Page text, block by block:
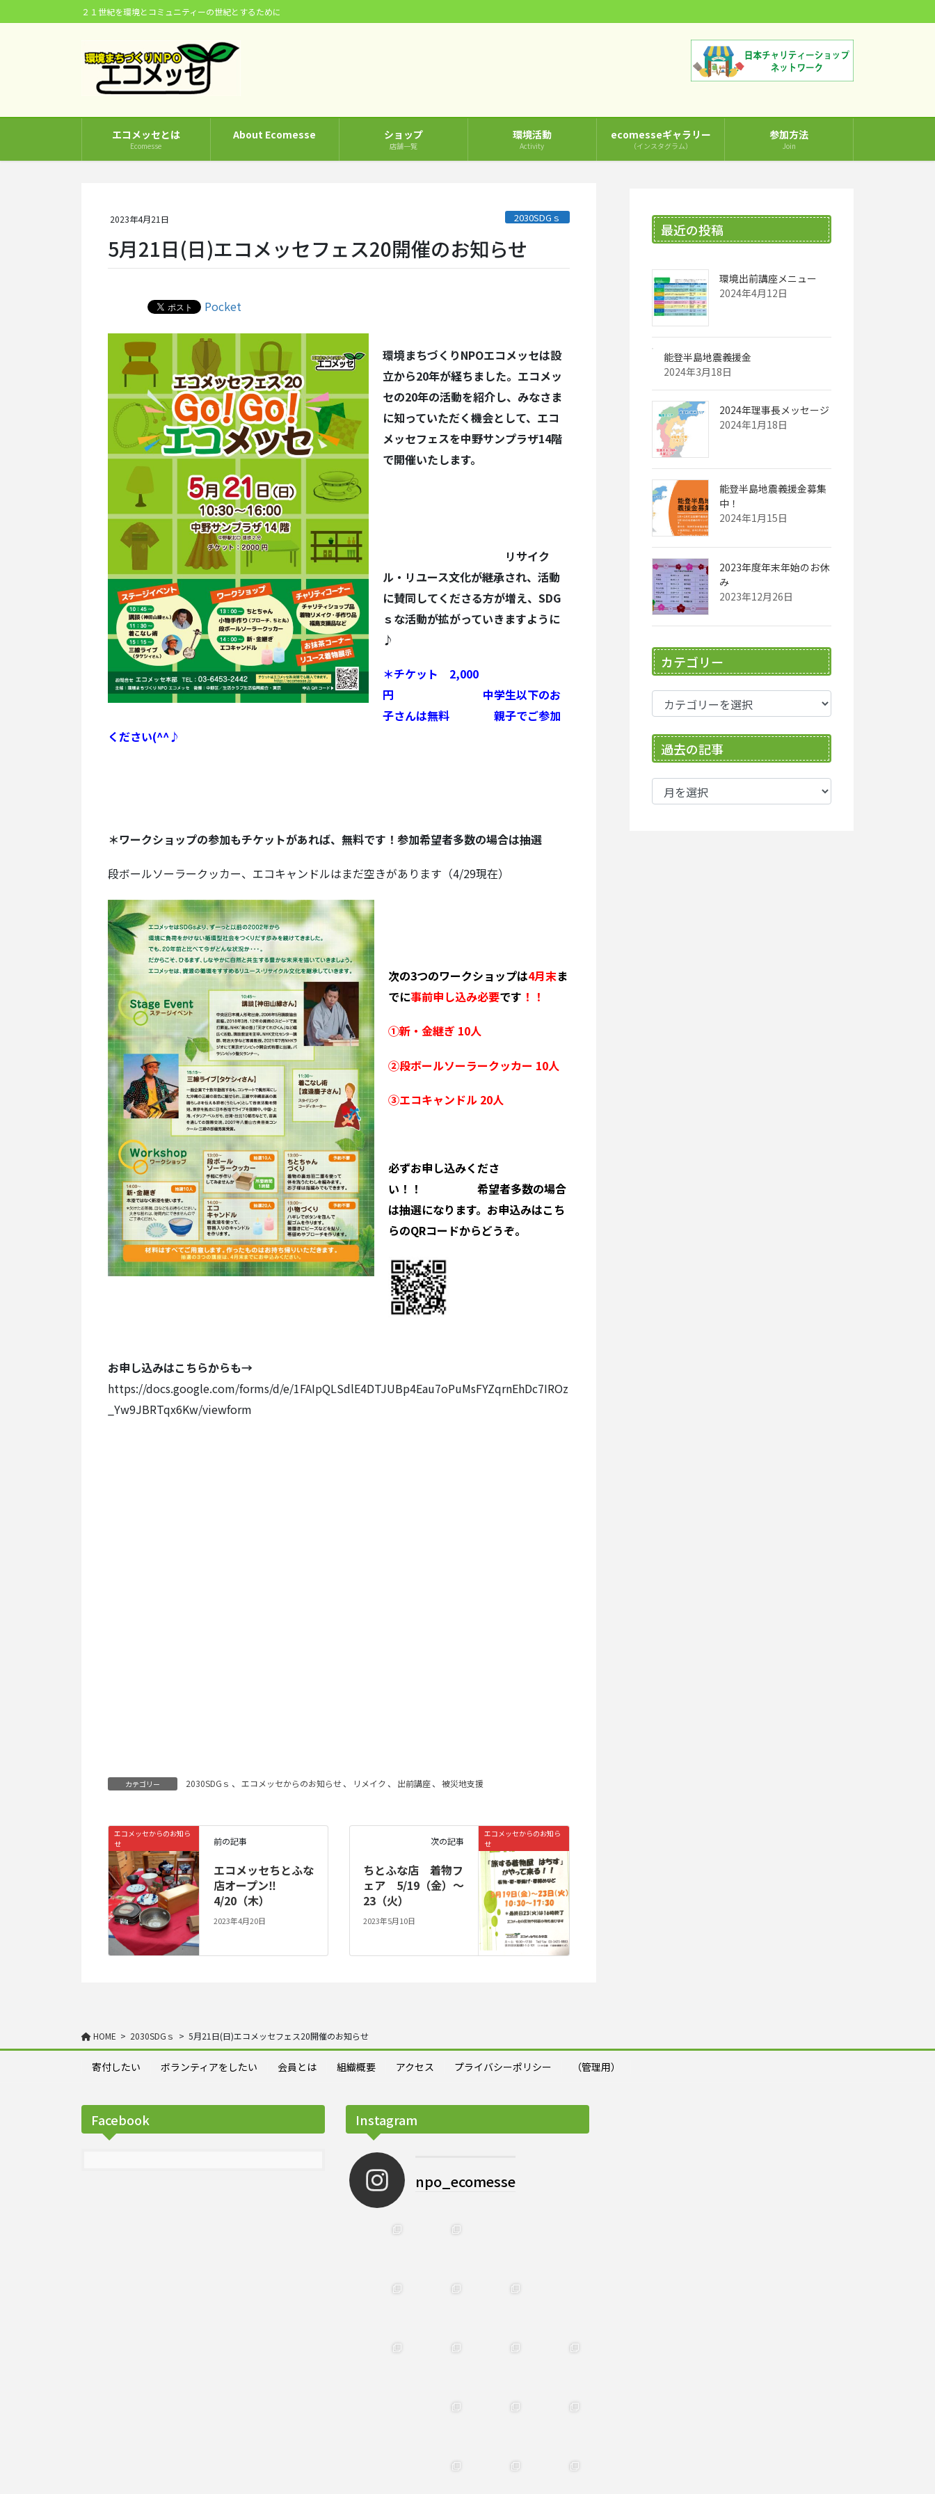
ン
ビ
動
２１世紀を環境とコミュニティーの世紀とするために
エコメッセとは
Ecomesse
About Ecomesse ショップ
店舗一覧
環境活動
Activity
ecomesseギャラリー
（インスタグラム）
参加方法
Join
2023年4月21日 2030SDGｓ
5月21日(日)エコメッセフェス20開催のお知らせ
Pocket
環境まちづくりNPOエコメッセは設
立から20年が経ちました。エコメッ
セの20年の活動を紹介し、みなさま
に知っていただく機会として、エコ
メッセフェスを中野サンプラザ14階
で開催いたします。
リサイク
ル・リユース文化が継承され、活動
に賛同してくださる方が増え、SDG
ｓな活動が拡がっていきますように
♪
＊チケット 2,000
円 中学生以下のお
子さんは無料 親子でご参加
ください(^^♪
＊ワークショップの参加もチケットがあれば、無料です！参加希望者多数の場合は抽選
段ボールソーラークッカー、エコキャンドルはまだ空きがあります（4/29現在）
次の3つのワークショップは4月末ま
でに事前申し込み必要です ！！
①新・金継ぎ 10人
②段ボールソーラークッカー 10人
③エコキャンドル 20人
必ずお申し込みくださ
い！！ 希望者多数の場合
は抽選になります。お申込みはこち
らのQRコードからどうぞ。
お申し込みはこちらからも→
https://docs.google.com/forms/d/e/1FAIpQLSdlE4DTJUBp4Eau7oPuMsFYZqrnEhDc7IROz
_Yw9JBRTqx6Kw/viewform
カテゴリー 2030SDGｓ 、 エコメッセからのお知らせ、 リメイク 、 出前講座、 被災地支援
エコメッセからのお知ら
せ
前の記事
エコメッセちとふな
店オープン‼
4/20（木）
2023年4月20日
エコメッセからのお知ら
せ
次の記事
ちとふな店 着物フ
ェア 5/19（金）～
23（火）
2023年5月10日
最近の投稿
環境出前講座メニュー
2024年4月12日
能登半島地震義援金
2024年3月18日
2024年理事長メッセージ
2024年1月18日
能登半島地震義援金募集
中！
2024年1月15日
2023年度年末年始のお休
み
2023年12月26日
カテゴリー
カ
テ
ゴ
リ
ー
過去の記事
過
去
HOME 2030SDGｓ 5月21日(日)エコメッセフェス20開催のお知らせ
寄付したい ボランティアをしたい 会員とは 組織概要 アクセス プライバシーポリシー （管理用）
Facebook Instagram
npo_ecomesse